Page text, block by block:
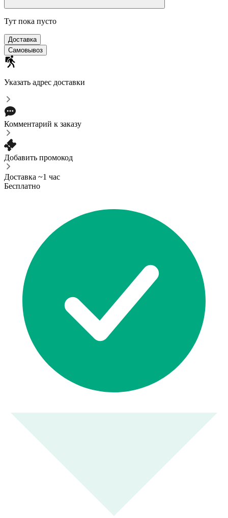
Тут пока пусто
Доставка
Самовывоз
Указать адрес доставки
Комментарий к заказу
Добавить промокод
Доставка ~1 час
Бесплатно